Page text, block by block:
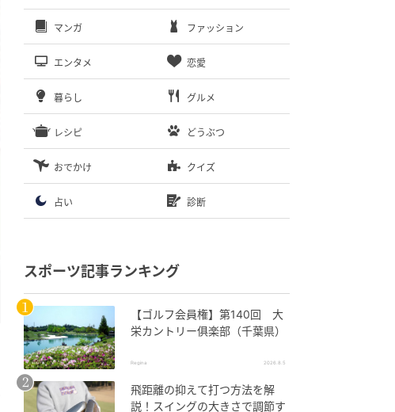
マンガ ファッション
エンタメ 恋愛
暮らし グルメ
レシピ どうぶつ
おでかけ クイズ
占い 診断
スポーツ記事ランキング
【ゴルフ会員権】第140回 大
栄カントリー俱楽部（千葉県）
Regina 2026.8.5
飛距離の抑えて打つ方法を解
説！スイングの大きさで調節す